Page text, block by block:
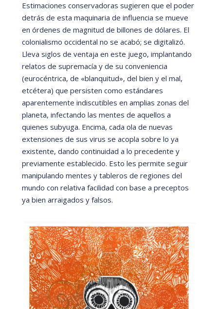
Estimaciones conservadoras sugieren que el poder
detrás de esta maquinaria de influencia se mueve
en órdenes de magnitud de billones de dólares. El
colonialismo occidental no se acabó; se digitalizó.
Lleva siglos de ventaja en este juego, implantando
relatos de supremacía y de su conveniencia
(eurocéntrica, de «blanquitud», del bien y el mal,
etcétera) que persisten como estándares
aparentemente indiscutibles en amplias zonas del
planeta, infectando las mentes de aquellos a
quienes subyuga. Encima, cada ola de nuevas
extensiones de sus virus se acopla sobre lo ya
existente, dando continuidad a lo precedente y
previamente establecido. Esto les permite seguir
manipulando mentes y tableros de regiones del
mundo con relativa facilidad con base a preceptos
ya bien arraigados y falsos.